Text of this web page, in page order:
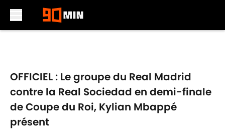
OFFICIEL : Le groupe du Real Madrid
contre la Real Sociedad en demi-finale
de Coupe du Roi, Kylian Mbappé
présent